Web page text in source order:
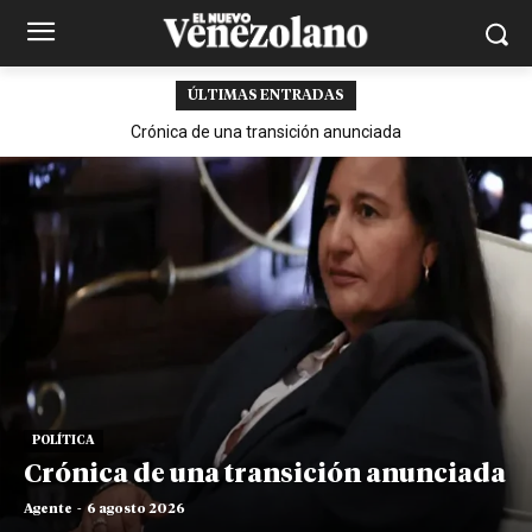
ÚLTIMAS ENTRADAS
Crónica de una transición anunciada
POLÍTICA
Crónica de una transición anunciada
Agente - 6 agosto 2026